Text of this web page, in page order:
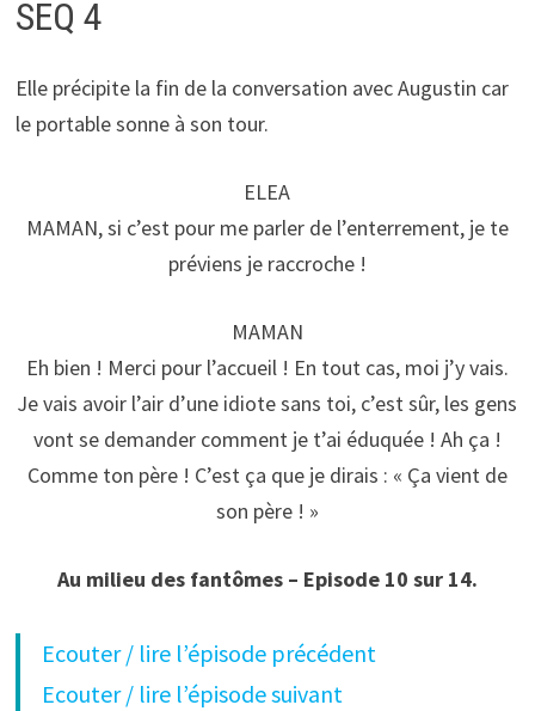
SEQ 4
Elle précipite la fin de la conversation avec Augustin car
le portable sonne à son tour.
ELEA
MAMAN, si c’est pour me parler de l’enterrement, je te
préviens je raccroche !
MAMAN
Eh bien ! Merci pour l’accueil ! En tout cas, moi j’y vais.
Je vais avoir l’air d’une idiote sans toi, c’est sûr, les gens
vont se demander comment je t’ai éduquée ! Ah ça !
Comme ton père ! C’est ça que je dirais : « Ça vient de
son père ! »
Au milieu des fantômes – Episode 10 sur 14.
Ecouter / lire l’épisode précédent
Ecouter / lire l’épisode suivant